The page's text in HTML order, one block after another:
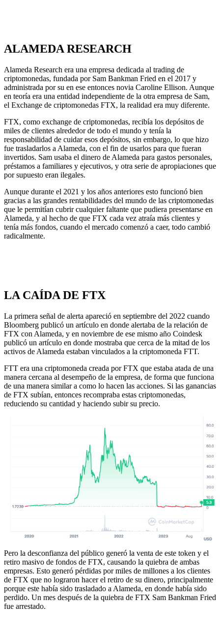
ALAMEDA RESEARCH
Alameda Research era una empresa dedicada al trading de
criptomonedas, fundada por Sam Bankman Fried en el 2017 y
administrada por su en ese entonces novia Caroline Ellison. Aunque
en teoría era una entidad independiente de la otra empresa de Sam,
el Exchange de criptomonedas FTX, la realidad era muy diferente.
FTX, como exchange de criptomonedas, recibía los depósitos de
miles de clientes alrededor de todo el mundo y tenía la
responsabilidad de cuidar esos depósitos, sin embargo, lo que hizo
fue trasladarlos a Alameda, con el fin de usarlos para que fueran
invertidos. Sam usaba el dinero de Alameda para gastos personales,
préstamos a familiares y ejecutivos, y otra serie de apropiaciones que
por supuesto eran ilegales.
Aunque durante el 2021 y los años anteriores esto funcionó bien
gracias a las grandes rentabilidades del mundo de las criptomonedas
que le permitían cubrir cualquier faltante que pudiera presentarse en
Alameda, y al hecho de que FTX cada vez atraía más clientes y
tenía más fondos, cuando el mercado comenzó a caer, todo cambió
radicalmente.
LA CAÍDA DE FTX
La primera señal de alerta apareció en septiembre del 2022 cuando
Bloomberg publicó un artículo en donde alertaba de la relación de
FTX con Alameda, y en noviembre de ese mismo año Coindesk
publicó un artículo en donde mostraba que cerca de la mitad de los
activos de Alameda estaban vinculados a la criptomoneda FTT.
FTT era una criptomoneda creada por FTX que estaba atada de una
manera cercana al desempeño de la empresa, de forma que funciona
de una manera similar a como lo hacen las acciones. Si las ganancias
de FTX subían, entonces recompraba estas criptomonedas,
reduciendo su cantidad y haciendo subir su precio.
Pero la desconfianza del público generó la venta de este token y el
retiro masivo de fondos de FTX, causando la quiebra de ambas
empresas. Esto generó pérdidas por miles de millones a los clientes
de FTX que no lograron hacer el retiro de su dinero, principalmente
porque este había sido trasladado a Alameda, en donde había sido
perdido. Un mes después de la quiebra de FTX Sam Bankman Fried
fue arrestado.